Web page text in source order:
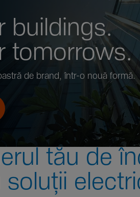
buil­dings.
tomor­rows.
de brand, într-o nouă formă.
tău de
soluții